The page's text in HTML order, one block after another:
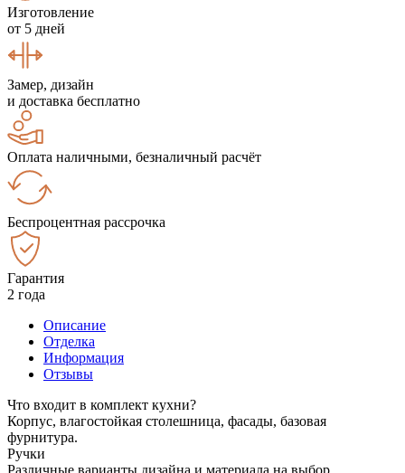
Изготовление
от 5 дней
Замер, дизайн
и доставка бесплатно
Оплата наличными, безналичный расчёт
Беспроцентная рассрочка
Гарантия
2 года
Описание
Отделка
Информация
Отзывы
Что входит в комплект кухни?
Корпус, влагостойкая столешница, фасады, базовая
фурнитура.
Ручки
Различные варианты дизайна и материала на выбор